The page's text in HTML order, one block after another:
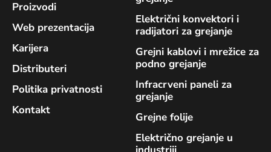
Proizvodi
Web prezentacija
Karijera
Distributeri
Politika privatnosti
Kontakt
Električni konvektori i
radijatori za grejanje
Grejni kablovi i mrežice za
podno grejanje
Infracrveni paneli za
grejanje
Grejne folije
Električno grejanje u